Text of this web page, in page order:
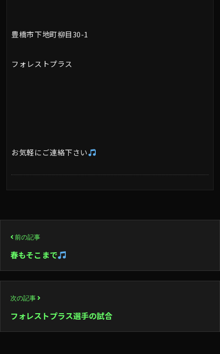
豊橋市下地町柳目30-1
フォレストプラス
お気軽にご連絡下さい
稿
ナ
ビ
ゲ
ー
前の記事
春もそこまで
次の記事
フォレストプラス選手の試合